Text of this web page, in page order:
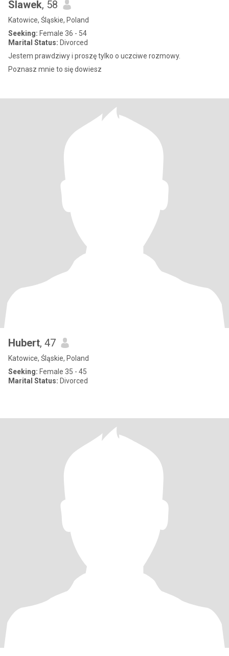
Slawek, 58
Katowice, Śląskie, Poland
Seeking: Female 36 - 54
Marital Status: Divorced
Jestem prawdziwy i proszę tylko o uczciwe rozmowy.
Poznasz mnie to się dowiesz
Hubert, 47
Katowice, Śląskie, Poland
Seeking: Female 35 - 45
Marital Status: Divorced